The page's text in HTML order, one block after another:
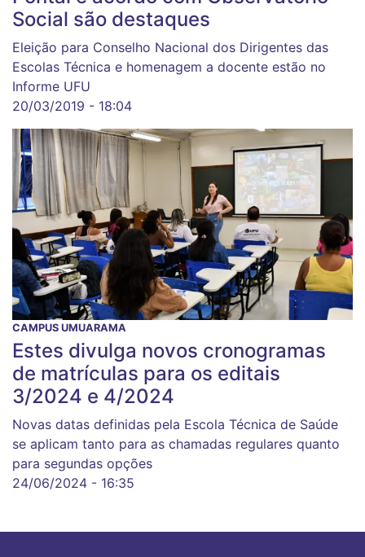
Social são destaques
Eleição para Conselho Nacional dos Dirigentes das
Escolas Técnica e homenagem a docente estão no
Informe UFU
20/03/2019 - 18:04
CAMPUS UMUARAMA
Estes divulga novos cronogramas
de matrículas para os editais
3/2024 e 4/2024
Novas datas definidas pela Escola Técnica de Saúde
se aplicam tanto para as chamadas regulares quanto
para segundas opções
24/06/2024 - 16:35